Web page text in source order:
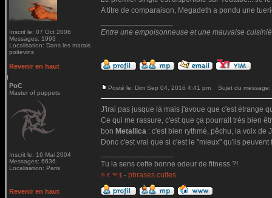
Inscrit le: 07 Oct 2006
Messages: 1993
Localisation: Dans les marais
poitevins
A titre de comparaison, Megadeth a pondu une
Entre une empoisonneuse et une mauvaise
Revenir en haut
PoC
Master of puppets
Inscrit le: 16 Mai 2004
Messages: 6636
Localisation: Paris
Posté le: Dim Sep 04, 2016 4:41 pm Sujet du message:
J'irai pas jusque là mais j'avoue que c'est étrange
Ce qui me rassure, c'est que ça pourrait très bien
bon Metallica : c'est bien rythmé, pêchu, la voix de
Donc c'est vrai que si c'est le "mieux" qu'ils
Tu la sens cette bonne odeur de fitness ?!
© € ™ $ - phrases cultes
Revenir en haut